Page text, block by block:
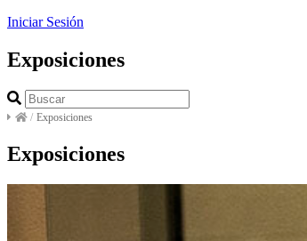
Iniciar Sesión
Exposiciones
/ Exposiciones
Exposiciones